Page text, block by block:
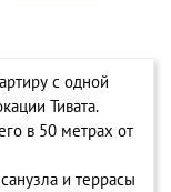
с одной
Тивата.
в 50 метрах от
и террасы